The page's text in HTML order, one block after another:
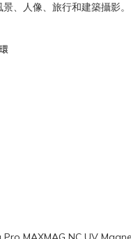
、人像、旅行和建築攝影。